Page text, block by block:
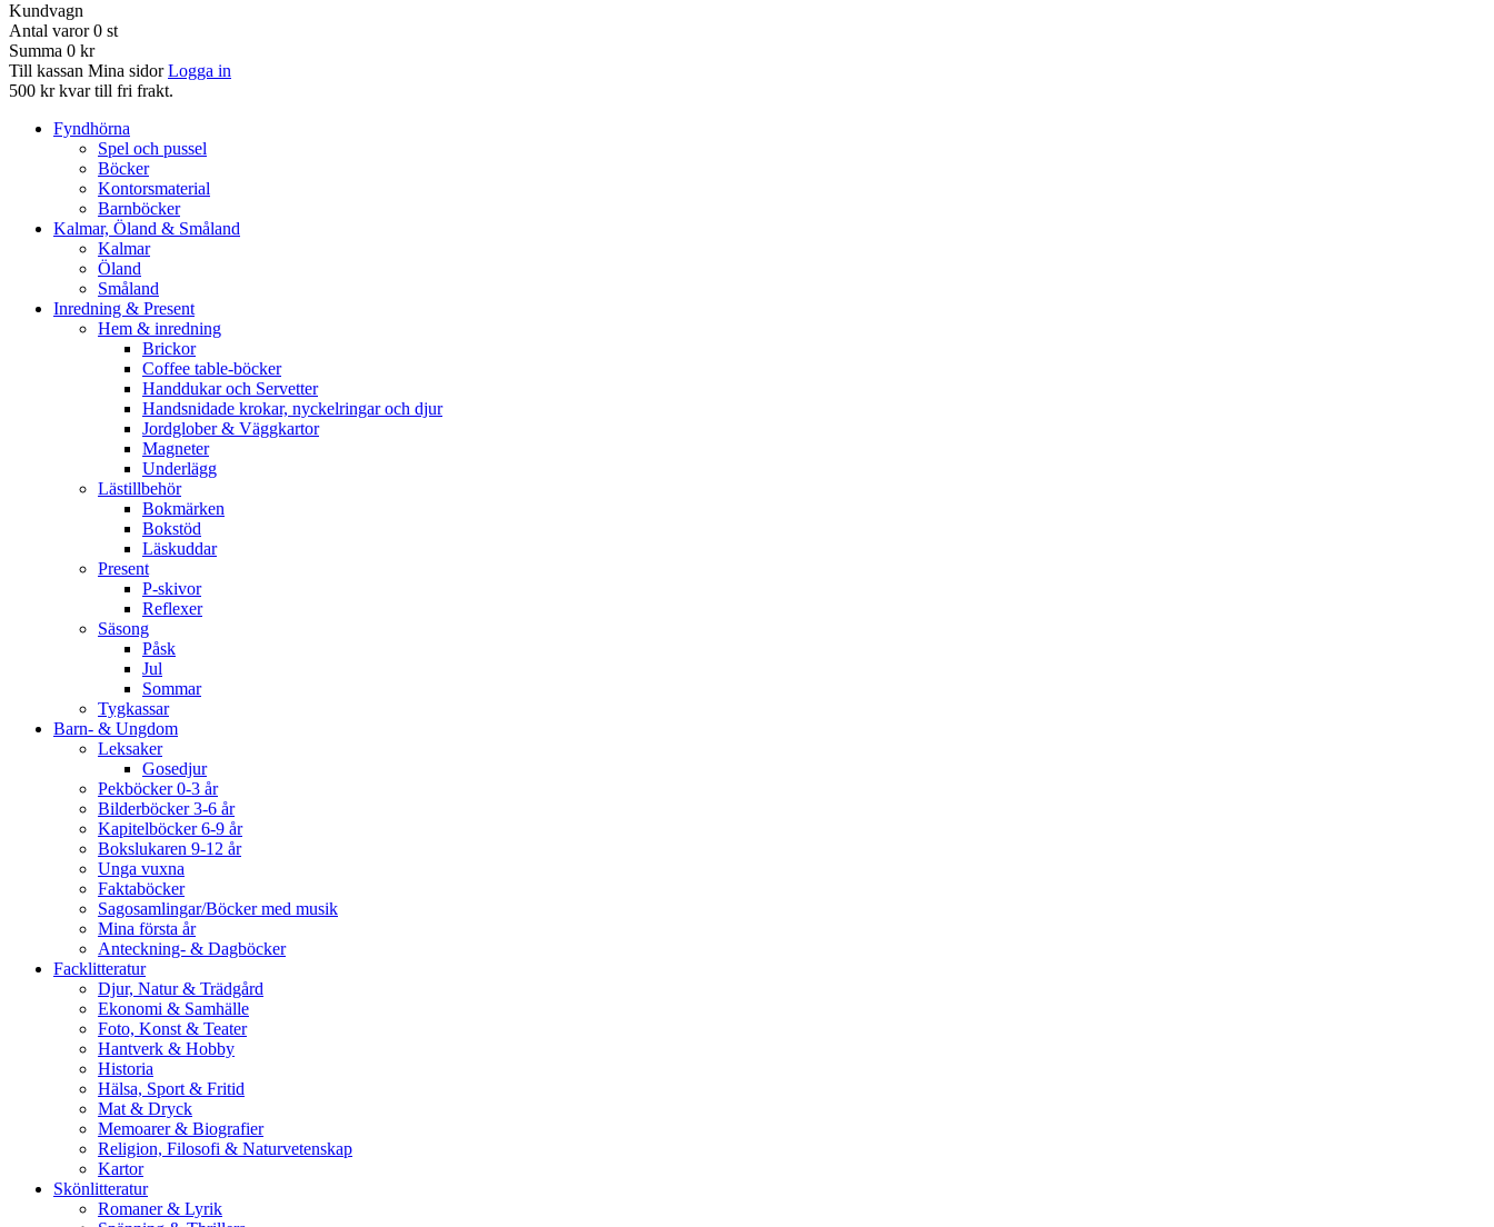
Kundvagn
Antal varor 0 st
Summa 0 kr
Till kassan Mina sidor Logga in
500 kr kvar till fri frakt.
Fyndhörna
Spel och pussel
Böcker
Kontorsmaterial
Barnböcker
Kalmar, Öland & Småland
Kalmar
Öland
Småland
Inredning & Present
Hem & inredning
Brickor
Coffee table-böcker
Handdukar och Servetter
Handsnidade krokar, nyckelringar och djur
Jordglober & Väggkartor
Magneter
Underlägg
Lästillbehör
Bokmärken
Bokstöd
Läskuddar
Present
P-skivor
Reflexer
Säsong
Påsk
Jul
Sommar
Tygkassar
Barn- & Ungdom
Leksaker
Gosedjur
Pekböcker 0-3 år
Bilderböcker 3-6 år
Kapitelböcker 6-9 år
Bokslukaren 9-12 år
Unga vuxna
Faktaböcker
Sagosamlingar/Böcker med musik
Mina första år
Anteckning- & Dagböcker
Facklitteratur
Djur, Natur & Trädgård
Ekonomi & Samhälle
Foto, Konst & Teater
Hantverk & Hobby
Historia
Hälsa, Sport & Fritid
Mat & Dryck
Memoarer & Biografier
Religion, Filosofi & Naturvetenskap
Kartor
Skönlitteratur
Romaner & Lyrik